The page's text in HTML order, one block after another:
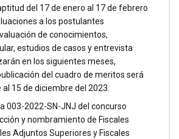
del 17 de enero al 17 de febrero
a los postulantes
de conocimientos,
estudios de casos y entrevista
en los siguientes meses,
del cuadro de meritos será
15 de diciembre del 2023.
003-2022-SN-JNJ del concurso
y nombramiento de Fiscales
Adjuntos Superiores y Fiscales